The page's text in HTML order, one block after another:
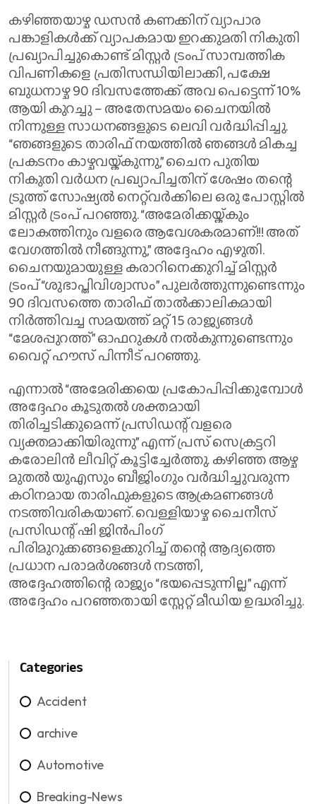
കഴിഞ്ഞയാഴ്ച ഡസൻ കണക്കിന് വ്യാപാര
പങ്കാളികൾക്ക് വ്യാപകമായ ഇറക്കുമതി നികുതി
പ്രഖ്യാപിച്ചുകൊണ്ട് മിസ്റ്റർ ട്രംപ് സാമ്പത്തിക
വിപണികളെ പ്രതിസന്ധിയിലാക്കി, പക്ഷേ
ബുധനാഴ്ച 90 ദിവസത്തേക്ക് അവ പെട്ടെന്ന് 10%
ആയി കുറച്ചു – അതേസമയം ചൈനയിൽ
നിന്നുള്ള സാധനങ്ങളുടെ ലെവി വർദ്ധിപ്പിച്ചു.
“ഞങ്ങളുടെ താരിഫ് നയത്തിൽ ഞങ്ങൾ മികച്ച
പ്രകടനം കാഴ്ചവയ്ക്കുന്നു,” ചൈന പുതിയ
നികുതി വർധന പ്രഖ്യാപിച്ചതിന് ശേഷം തന്റെ
ട്രൂത്ത് സോഷ്യൽ നെറ്റ്‌വർക്കിലെ ഒരു പോസ്റ്റിൽ
മിസ്റ്റർ ട്രംപ് പറഞ്ഞു. “അമേരിക്കയ്ക്കും
ലോകത്തിനും വളരെ ആവേശകരമാണ്!!! അത്
വേഗത്തിൽ നീങ്ങുന്നു,” അദ്ദേഹം എഴുതി.
ചൈനയുമായുള്ള കരാറിനെക്കുറിച്ച് മിസ്റ്റർ
ട്രംപ് “ശുഭാപ്തിവിശ്വാസം” പുലർത്തുന്നുണ്ടെന്നും
90 ദിവസത്തെ താരിഫ് താൽക്കാലികമായി
നിർത്തിവച്ച സമയത്ത് മറ്റ് 15 രാജ്യങ്ങൾ
“മേശപ്പുറത്ത്” ഓഫറുകൾ നൽകുന്നുണ്ടെന്നും
വൈറ്റ് ഹൗസ് പിന്നീട് പറഞ്ഞു.
എന്നാൽ “അമേരിക്കയെ പ്രകോപിപ്പിക്കുമ്പോൾ
അദ്ദേഹം കൂടുതൽ ശക്തമായി
തിരിച്ചടിക്കുമെന്ന് പ്രസിഡന്റ് വളരെ
വ്യക്തമാക്കിയിരുന്നു” എന്ന് പ്രസ് സെക്രട്ടറി
കരോലിൻ ലീവിറ്റ് കൂട്ടിച്ചേർത്തു. കഴിഞ്ഞ ആഴ്ച
മുതൽ യുഎസും ബീജിംഗും വർദ്ധിച്ചുവരുന്ന
കഠിനമായ താരിഫുകളുടെ ആക്രമണങ്ങൾ
നടത്തിവരികയാണ്. വെള്ളിയാഴ്ച ചൈനീസ്
പ്രസിഡന്റ് ഷി ജിൻപിംഗ്
പിരിമുറുക്കങ്ങളെക്കുറിച്ച് തന്റെ ആദ്യത്തെ
പ്രധാന പരാമർശങ്ങൾ നടത്തി,
അദ്ദേഹത്തിന്റെ രാജ്യം “ഭയപ്പെടുന്നില്ല” എന്ന്
അദ്ദേഹം പറഞ്ഞതായി സ്റ്റേറ്റ് മീഡിയ ഉദ്ധരിച്ചു.
Categories
Accident
archive
Automotive
Breaking-News